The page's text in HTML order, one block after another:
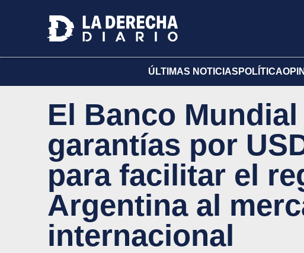
ÚLTIMAS NOTICIAS POLÍTICA
El Banco
garantías por
para facilitar el
Argentina al
internacional